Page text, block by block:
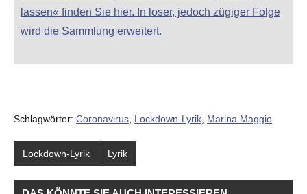
lassen« finden Sie hier. In loser, jedoch zügiger Folge
wird die Sammlung erweitert.
Schlagwörter: Coronavirus Lockdown-Lyrik Marina Maggio
Lockdown-Lyrik Lyrik